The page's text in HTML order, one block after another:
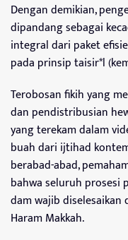
Dengan demikian,
dipandang sebagai
integral dari paket
pada prinsip taisir*l
Terobosan fikih yang
dan pendistribusian
yang terekam dalam
buah dari ijtihad
berabad-abad,
bahwa seluruh prosesi
dam wajib diselesaikan
Haram Makkah.